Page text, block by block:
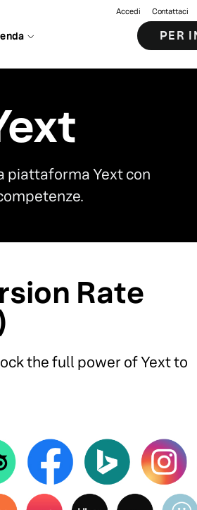
Accedi Contattaci
PER
piattaforma Yext con
Rate
the full power of Yext to